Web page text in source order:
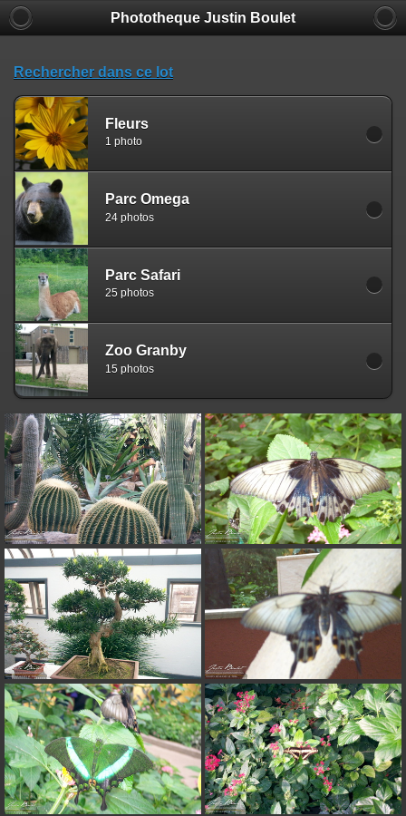
Phototheque Justin Boulet
Rechercher dans ce lot
Fleurs
1 photo
Parc Omega
24 photos
Parc Safari
25 photos
Zoo Granby
15 photos